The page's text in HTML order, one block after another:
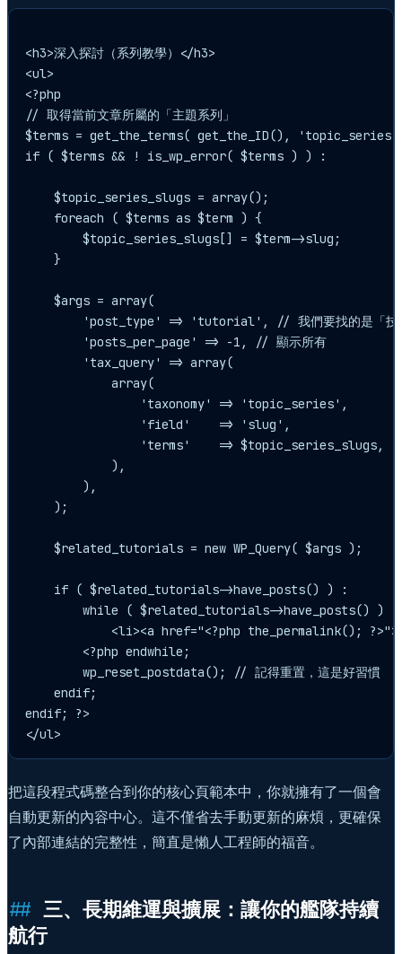
<h3>深入探討（系列教學）</h3>
<ul>
<?php
// 取得當前文章所屬的「主題系列」
$terms = get_the_terms( get_the_ID(),
if ( $terms && ! is_wp_error( $terms ) ) :
    $topic_series_slugs = array();
    foreach ( $terms as $term ) {
        $topic_series_slugs[] = $term->slug;
    }
    $args = array(
'post_type' => 'tutorial', // 我們要找的是「技
        'posts_per_page' => -1, // 顯示所有
        'tax_query' => array(
            array(
                'taxonomy' => 'topic_series',
                'field'    => 'slug',
                'terms'    => $topic_series_slugs,
            ),
        ),
    );
    $related_tutorials = new WP_Query( $args );
    if ( $related_tutorials->have_posts() ) :
while ( $related_tutorials->have_posts() )
<li><a href="<?php the_permalink();
        <?php endwhile;
        wp_reset_postdata(); // 記得重置，這是好習慣
    endif;
endif; ?>
把這段程式碼整合到你的核心頁範本中，你就擁有了一個會
自動更新的內容中心。這不僅省去手動更新的麻煩，更確保
了內部連結的完整性，簡直是懶人工程師的福音。
三、長期維運與擴展：讓你的艦隊持續
航行